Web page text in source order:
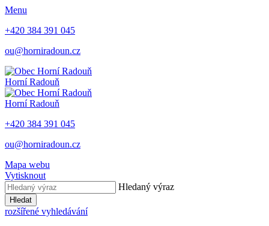
Menu
+420 384 391 045
ou@horniradoun.cz
Horní Radouň
Horní Radouň
+420 384 391 045
ou@horniradoun.cz
Mapa webu
Vytisknout
Hledaný výraz
Hledat
rozšířené vyhledávání